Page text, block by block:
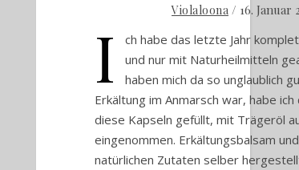
Violaloona / 16. Januar
I
ch habe das letzte Jahr
und nur mit Naturheilmitteln
haben mich da so unglaublich
Erkältung im Anmarsch war, habe
diese Kapseln gefüllt, mit Trägeröl
eingenommen. Erkältungsbalsam
natürlichen Zutaten selber